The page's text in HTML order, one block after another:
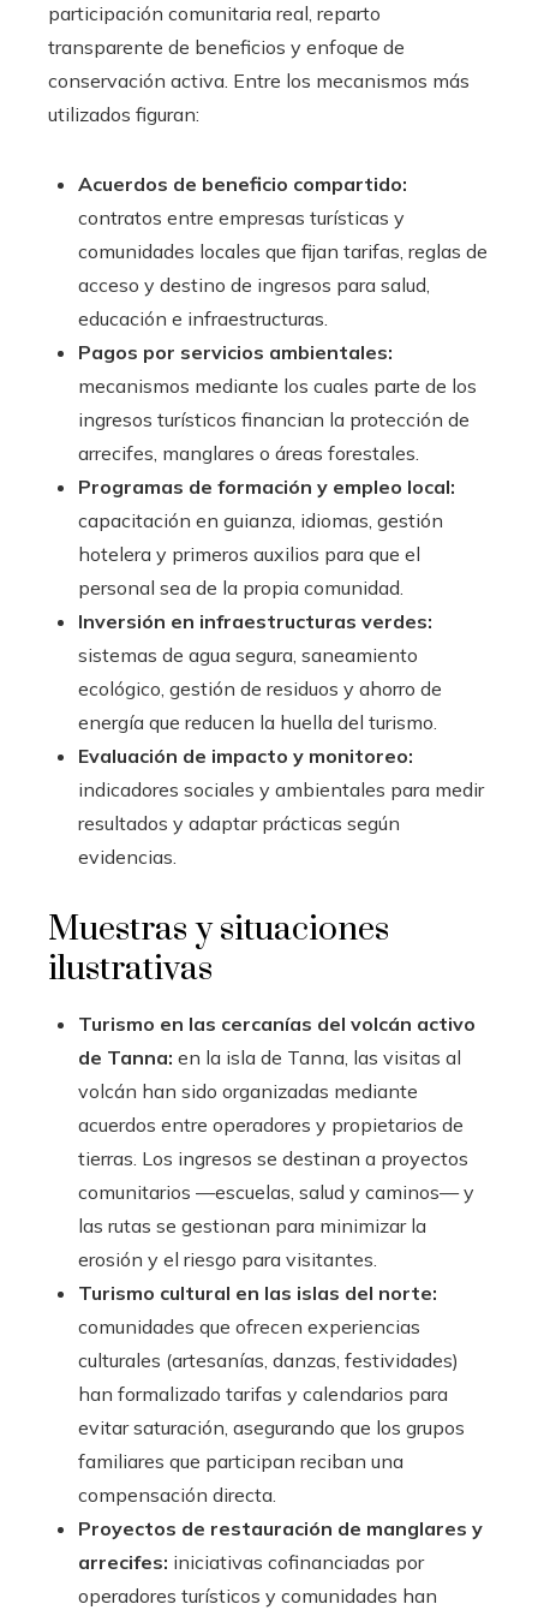
participación comunitaria real, reparto
transparente de beneficios y enfoque de
conservación activa. Entre los mecanismos más
utilizados figuran:
Acuerdos de beneficio compartido:
contratos entre empresas turísticas y
comunidades locales que fijan tarifas, reglas de
acceso y destino de ingresos para salud,
educación e infraestructuras.
Pagos por servicios ambientales:
mecanismos mediante los cuales parte de los
ingresos turísticos financian la protección de
arrecifes, manglares o áreas forestales.
Programas de formación y empleo local:
capacitación en guianza, idiomas, gestión
hotelera y primeros auxilios para que el
personal sea de la propia comunidad.
Inversión en infraestructuras verdes:
sistemas de agua segura, saneamiento
ecológico, gestión de residuos y ahorro de
energía que reducen la huella del turismo.
Evaluación de impacto y monitoreo:
indicadores sociales y ambientales para medir
resultados y adaptar prácticas según
evidencias.
Muestras y situaciones
ilustrativas
Turismo en las cercanías del volcán activo
de Tanna: en la isla de Tanna, las visitas al
volcán han sido organizadas mediante
acuerdos entre operadores y propietarios de
tierras. Los ingresos se destinan a proyectos
comunitarios —escuelas, salud y caminos— y
las rutas se gestionan para minimizar la
erosión y el riesgo para visitantes.
Turismo cultural en las islas del norte:
comunidades que ofrecen experiencias
culturales (artesanías, danzas, festividades)
han formalizado tarifas y calendarios para
evitar saturación, asegurando que los grupos
familiares que participan reciban una
compensación directa.
Proyectos de restauración de manglares y
arrecifes: iniciativas cofinanciadas por
operadores turísticos y comunidades han